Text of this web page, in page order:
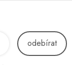
odebírat